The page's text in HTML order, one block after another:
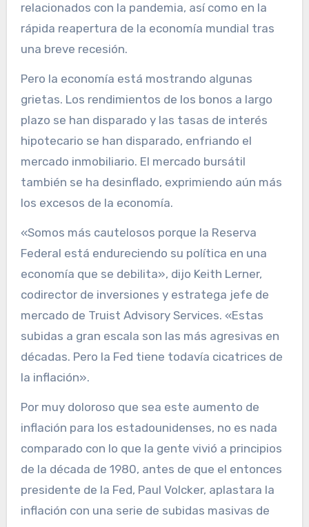
relacionados con la pandemia, así como en la
rápida reapertura de la economía mundial tras
una breve recesión.
Pero la economía está mostrando algunas
grietas. Los rendimientos de los bonos a largo
plazo se han disparado y las tasas de interés
hipotecario se han disparado, enfriando el
mercado inmobiliario. El mercado bursátil
también se ha desinflado, exprimiendo aún más
los excesos de la economía.
«Somos más cautelosos porque la Reserva
Federal está endureciendo su política en una
economía que se debilita», dijo Keith Lerner,
codirector de inversiones y estratega jefe de
mercado de Truist Advisory Services. «Estas
subidas a gran escala son las más agresivas en
décadas. Pero la Fed tiene todavía cicatrices de
la inflación».
Por muy doloroso que sea este aumento de
inflación para los estadounidenses, no es nada
comparado con lo que la gente vivió a principios
de la década de 1980, antes de que el entonces
presidente de la Fed, Paul Volcker, aplastara la
inflación con una serie de subidas masivas de